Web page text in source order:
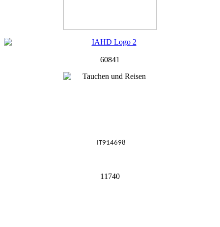
60841
IT914698
11740